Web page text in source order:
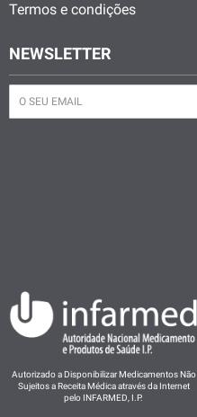
Termos e condições
NEWSLETTER
Autorizado a Disponibilizar Medicamentos Não
Sujeitos a Receita Médica através da Internet
pelo INFARMED, I.P.